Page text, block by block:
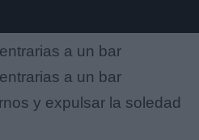
a un bar
a un bar
y expulsar la soledad